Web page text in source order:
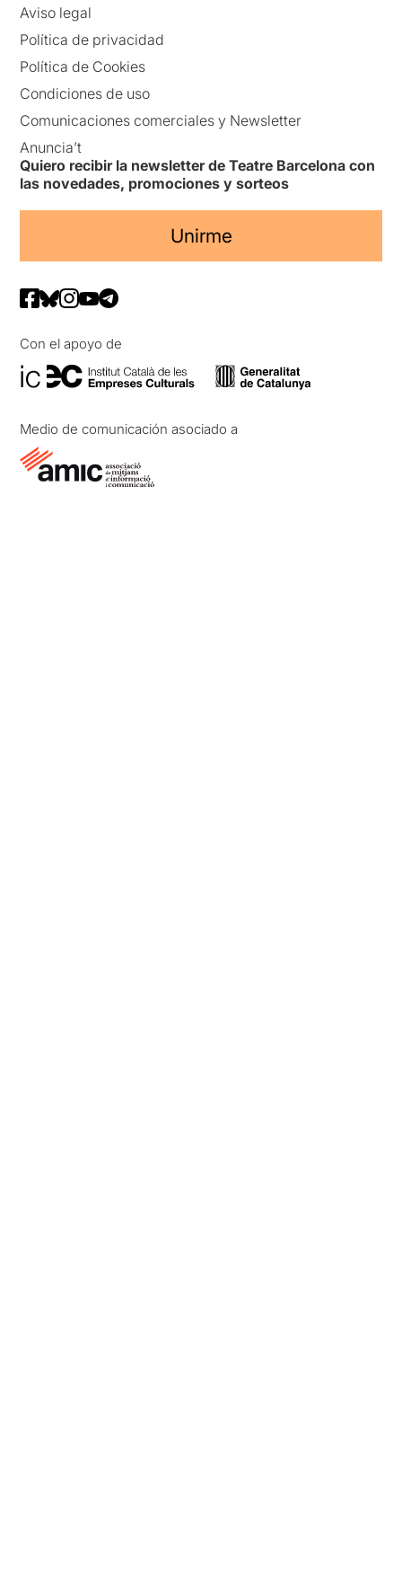
Aviso legal
Política de privacidad
Política de Cookies
Condiciones de uso
Comunicaciones comerciales y Newsletter
Anuncia’t
Quiero recibir la newsletter de Teatre Barcelona con
las novedades, promociones y sorteos
Unirme
Con el apoyo de
Medio de comunicación asociado a